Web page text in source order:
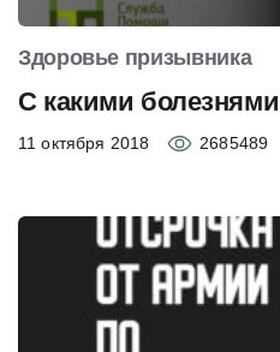
Здоровье призывника
С какими
11 октября 2018 2685489